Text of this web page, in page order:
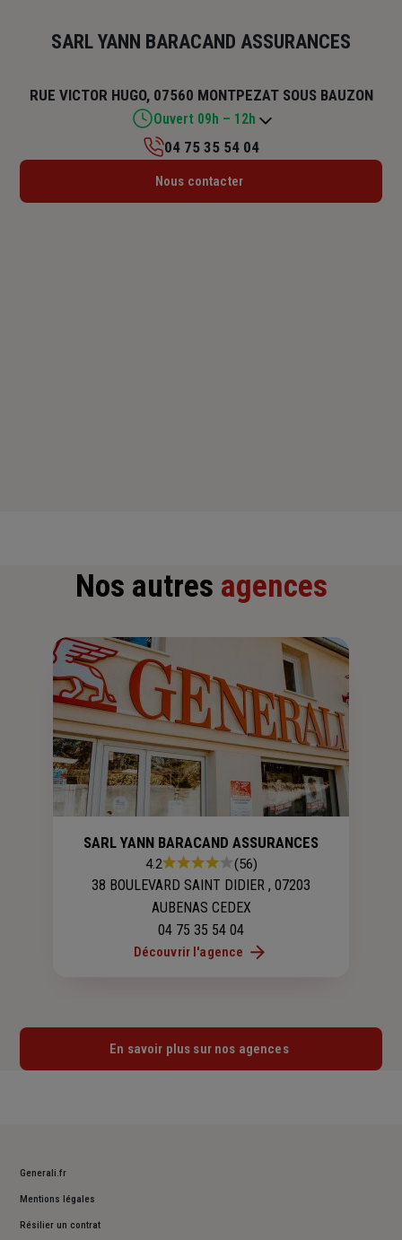
SARL YANN BARACAND ASSURANCES
RUE VICTOR HUGO, 07560 MONTPEZAT SOUS BAUZON
Ouvert 09h – 12h
Lundi : Fermé
04 75 35 54 04
Nous contacter
Nos autres agences
SARL YANN BARACAND ASSURANCES
Note
:
sur
étoiles
4.2 (56)
38 BOULEVARD SAINT DIDIER , 07203
AUBENAS CEDEX
04 75 35 54 04
Découvrir l'agence
En savoir plus sur nos agences
Generali.fr
Mentions légales
Résilier un contrat